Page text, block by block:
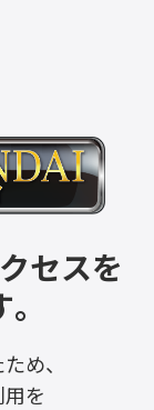
セスを
め、
を